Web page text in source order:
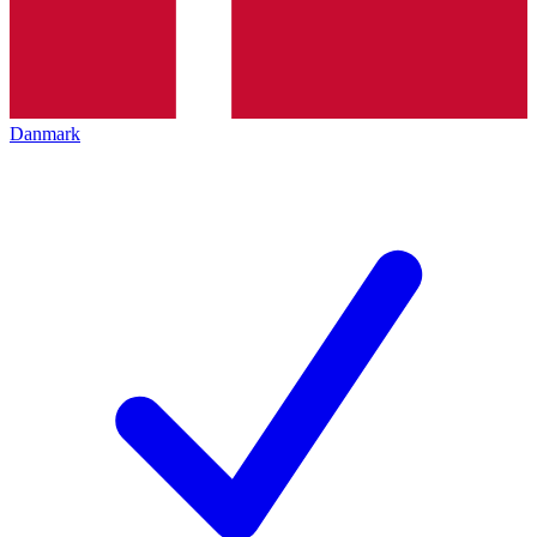
Danmark